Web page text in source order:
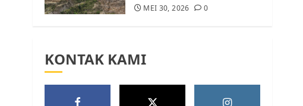
MEI 30, 2026 0
KONTAK KAMI